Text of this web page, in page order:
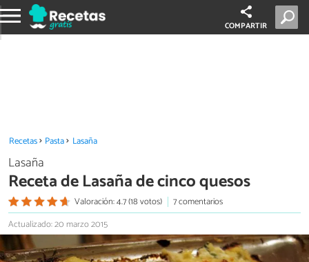
COMPARTIR
Recetas Pasta Lasaña
Lasaña
Receta de Lasaña de cinco quesos
Valoración: 4.7 (18 votos)
7 comentarios
Actualizado: 20 marzo 2015